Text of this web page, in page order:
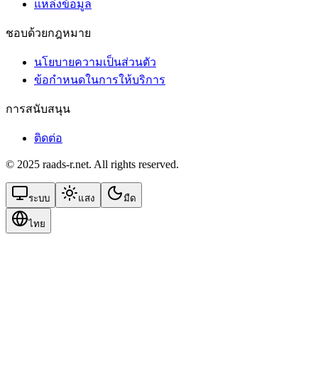
แหล่งข้อมูล
ชอบด้วยกฎหมาย
นโยบายความเป็นส่วนตัว
ข้อกําหนดในการให้บริการ
การสนับสนุน
ติดต่อ
© 2025 raads-r.net. All rights reserved.
ระบบ แสง มืด
ไทย